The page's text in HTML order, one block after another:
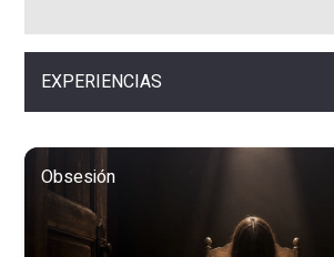
EXPERIENCIAS
Obsesión